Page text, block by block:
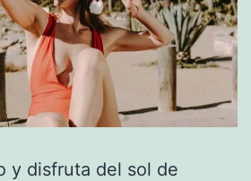
y disfruta del sol de